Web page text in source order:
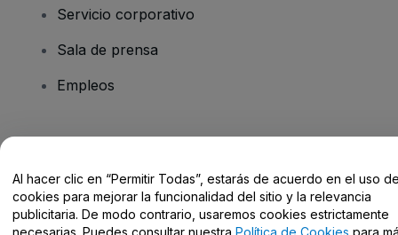
Servicio corporativo
Sala de prensa
Empleos
Centro de Ayuda / Contacto
Al hacer clic en “Permitir Todas”, estarás de acuerdo en el uso
cookies para mejorar la funcionalidad del sitio y la relevancia
publicitaria. De modo contrario, usaremos cookies estrictamente
necesarias. Puedes consultar nuestra Política de Cookies para